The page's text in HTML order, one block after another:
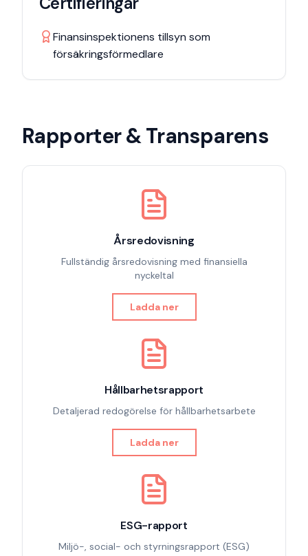
Finansinspektionens tillsyn som
försäkringsförmedlare
Rapporter & Transparens
Årsredovisning
Fullständig årsredovisning med finansiella
nyckeltal
Ladda ner
Hållbarhetsrapport
Detaljerad redogörelse för hållbarhetsarbete
Ladda ner
ESG-rapport
Miljö-, social- och styrningsrapport (ESG)